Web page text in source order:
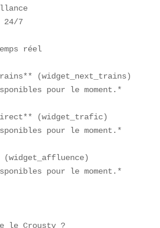
24/7
réel
(widget_next_trains)
pour le moment.*
(widget_trafic)
pour le moment.*
pour le moment.*
le Crousty ?